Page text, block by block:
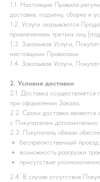
1.1. Настоящие Правила
доставке, подъему, сборке и
1.2. Услуги оказываются
привлечением третьих лиц
1.3. Заказывая Услуги,
настоящими Правилами.
1.4. Заказывая Услуги,
2. Условия доставки
2.1. Доставка
при оформлении Заказа.
2.2. Сроки доставки являются
с Покупателем дополнительно.
2.3. Покупатель обязан
беспрепятственный
возможность разгрузки
присутствие
2.4. В случае отсутствия